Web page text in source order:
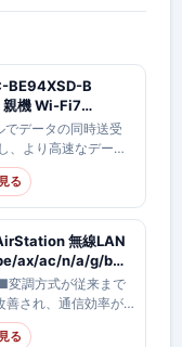
BE94XSD-B
親機 Wi-Fi7
IPv6 対応
ィ搭載
データの同時送受
、より高速なデータ
ダウンロードが可
は「2.4GHz…
る
無線LAN
ax/ac/n/a/g/b
対応
D
変調方式が従来まで
され、通信効率が
上 ■MLO効果最大
6GHz/…
る